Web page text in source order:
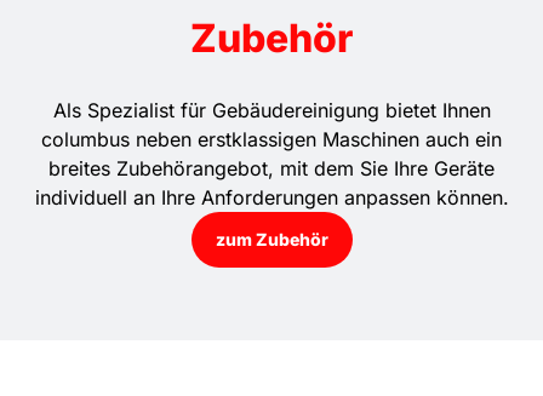
Zubehör
Als Spezialist für Gebäudereinigung bietet Ihnen
columbus neben erstklassigen Maschinen auch ein
breites Zubehörangebot, mit dem Sie Ihre Geräte
individuell an Ihre Anforderungen anpassen können.
zum Zubehör